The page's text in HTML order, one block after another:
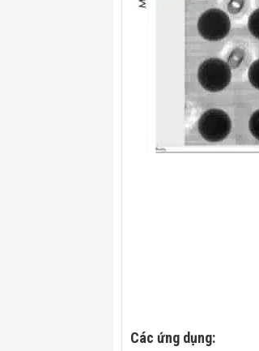
Các ứng dụng: